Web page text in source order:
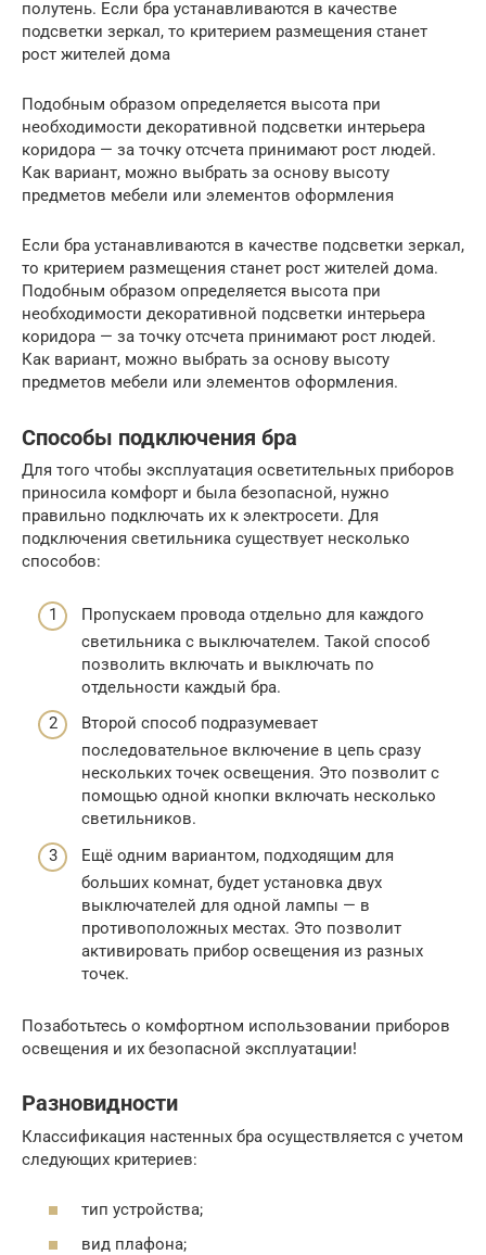
полутень. Если бра устанавливаются в качестве
подсветки зеркал, то критерием размещения станет
рост жителей дома
Подобным образом определяется высота при
необходимости декоративной подсветки интерьера
коридора — за точку отсчета принимают рост людей.
Как вариант, можно выбрать за основу высоту
предметов мебели или элементов оформления
Если бра устанавливаются в качестве подсветки зеркал,
то критерием размещения станет рост жителей дома.
Подобным образом определяется высота при
необходимости декоративной подсветки интерьера
коридора — за точку отсчета принимают рост людей.
Как вариант, можно выбрать за основу высоту
предметов мебели или элементов оформления.
Способы подключения бра
Для того чтобы эксплуатация осветительных приборов
приносила комфорт и была безопасной, нужно
правильно подключать их к электросети. Для
подключения светильника существует несколько
способов:
Пропускаем провода отдельно для каждого
светильника с выключателем. Такой способ
позволить включать и выключать по
отдельности каждый бра.
Второй способ подразумевает
последовательное включение в цепь сразу
нескольких точек освещения. Это позволит с
помощью одной кнопки включать несколько
светильников.
Ещё одним вариантом, подходящим для
больших комнат, будет установка двух
выключателей для одной лампы — в
противоположных местах. Это позволит
активировать прибор освещения из разных
точек.
Позаботьтесь о комфортном использовании приборов
освещения и их безопасной эксплуатации!
Разновидности
Классификация настенных бра осуществляется с учетом
следующих критериев:
тип устройства;
вид плафона;